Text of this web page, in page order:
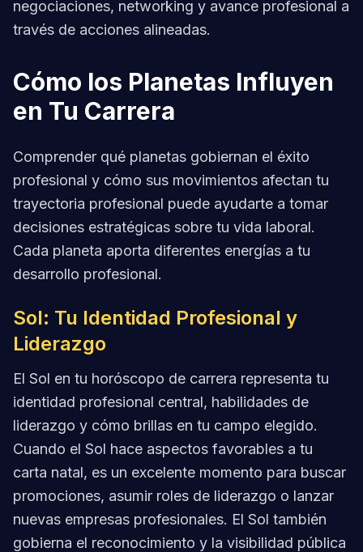
negociaciones, networking y avance profesional a
través de acciones alineadas.
Cómo los Planetas Influyen
en Tu Carrera
Comprender qué planetas gobiernan el éxito
profesional y cómo sus movimientos afectan tu
trayectoria profesional puede ayudarte a tomar
decisiones estratégicas sobre tu vida laboral.
Cada planeta aporta diferentes energías a tu
desarrollo profesional.
Sol: Tu Identidad Profesional y
Liderazgo
El Sol en tu horóscopo de carrera representa tu
identidad profesional central, habilidades de
liderazgo y cómo brillas en tu campo elegido.
Cuando el Sol hace aspectos favorables a tu
carta natal, es un excelente momento para buscar
promociones, asumir roles de liderazgo o lanzar
nuevas empresas profesionales. El Sol también
gobierna el reconocimiento y la visibilidad pública